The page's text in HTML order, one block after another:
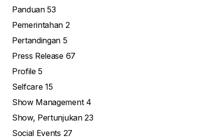
Panduan53
Pemerintahan 2
Pertandingan 5
Press Release 67
Profile5
Selfcare15
Show Management 4
Show, Pertunjukan23
Social Events 27